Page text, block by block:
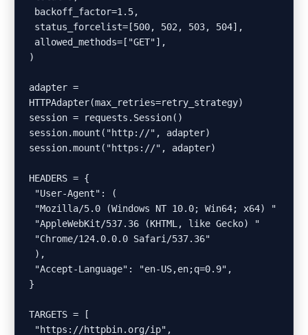
)
adapter =
HTTPAdapter(max_retries=retry_strategy)
session = requests.Session()
session.mount("http://", adapter)
session.mount("https://", adapter)
HEADERS = {
}
TARGETS = [